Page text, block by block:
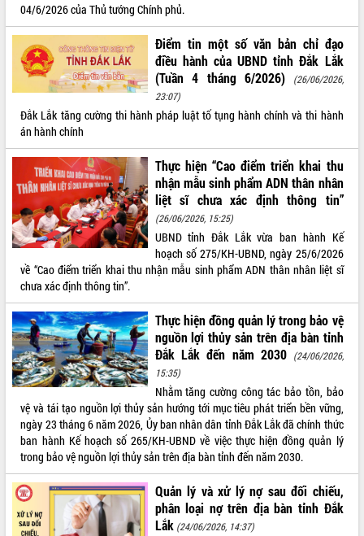
04/6/2026 của Thủ tướng Chính phủ.
Điểm tin một số văn bản chỉ đạo
điều hành của UBND tỉnh Đắk Lắk
(Tuần 4 tháng 6/2026)
(26/06/2026,
23:07)
Đắk Lắk tăng cường thi hành pháp luật tố tụng hành chính và thi hành
án hành chính
Thực hiện “Cao điểm triển khai thu
nhận mẫu sinh phẩm ADN thân nhân
liệt sĩ chưa xác định thông tin”
(26/06/2026, 15:25)
UBND tỉnh Đắk Lắk vừa ban hành Kế
hoạch số 275/KH-UBND, ngày 25/6/2026
về “Cao điểm triển khai thu nhận mẫu sinh phẩm ADN thân nhân liệt sĩ
chưa xác định thông tin”.
Thực hiện đồng quản lý trong bảo vệ
nguồn lợi thủy sản trên địa bàn tỉnh
Đắk Lắk đến năm 2030 (24/06/2026,
15:35)
Nhằm tăng cường công tác bảo tồn, bảo
vệ và tái tạo nguồn lợi thủy sản hướng tới mục tiêu phát triển bền vững,
ngày 23 tháng 6 năm 2026, Ủy ban nhân dân tỉnh Đắk Lắk đã chính thức
ban hành Kế hoạch số 265/KH-UBND về việc thực hiện đồng quản lý
trong bảo vệ nguồn lợi thủy sản trên địa bàn tỉnh đến năm 2030.
Quản lý và xử lý nợ sau đối chiếu,
phân loại nợ trên địa bàn tỉnh Đắk
Lắk (24/06/2026, 14:37)